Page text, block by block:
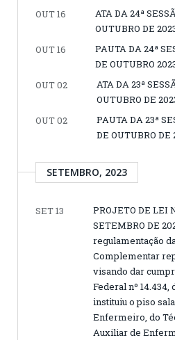
OUT 16
ATA DA 24ª
OUTUBRO DE
OUT 16
PAUTA DA 24ª
DE OUTUBRO
OUT 02
ATA DA 23ª
OUTUBRO DE
OUT 02
PAUTA DA 23ª
DE OUTUBRO DE
SETEMBRO, 2023
SET 13
PROJETO DE LEI
SETEMBRO DE
regulamentação
Complementar
visando dar
Federal nº 14.434,
instituiu o piso
Enfermeiro, do
Auxiliar de